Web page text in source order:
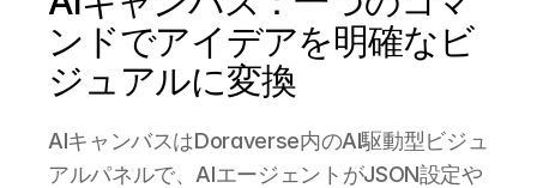
ンドでアイデアを明確なビ
ジュアルに変換
AIキャンバスはDoraverse内のAI駆動型ビジュ
アルパネルで、AIエージェントがJSON設定や